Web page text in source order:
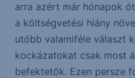
arra azért már hónapok
a költségvetési hiány
utóbb valamiféle választ
kockázatokat csak most
befektetők. Ezen persze